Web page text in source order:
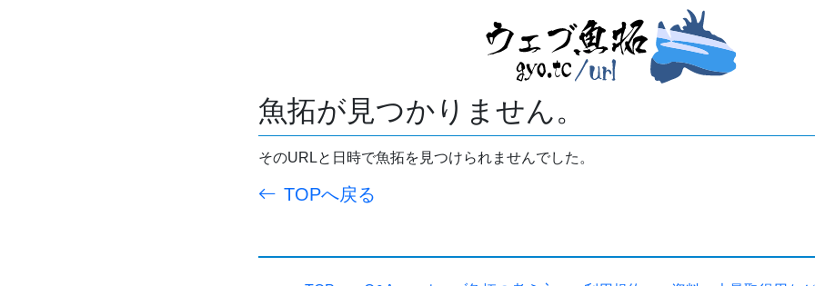
魚拓が見つかりません。
そのURLと日時で魚拓を見つけられませんでした。
TOPへ戻る